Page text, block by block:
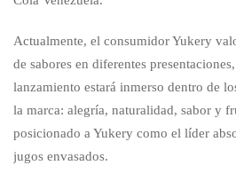
Actualmente, el consumidor Yukery
de sabores en diferentes
lanzamiento estará inmerso dentro de
la marca: alegría, naturalidad, sabor y
posicionado a Yukery como el líder
jugos envasados.